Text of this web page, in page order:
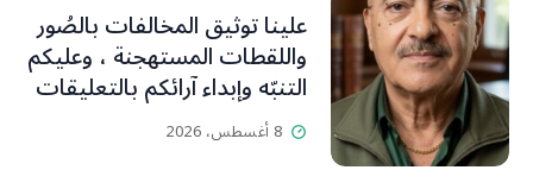
علينا توثيق المخالفات بالصُور
واللقطات المستهجنة ، وعليكم
التنبّه وإبداء آرائكم بالتعليقات
(جورج صبّاغ)
8 أغسطس، 2026